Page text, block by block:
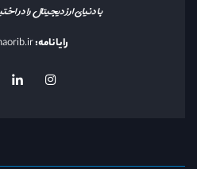
با دنیای ارز دیجیتال را در
رایانامه:info@naorib.ir